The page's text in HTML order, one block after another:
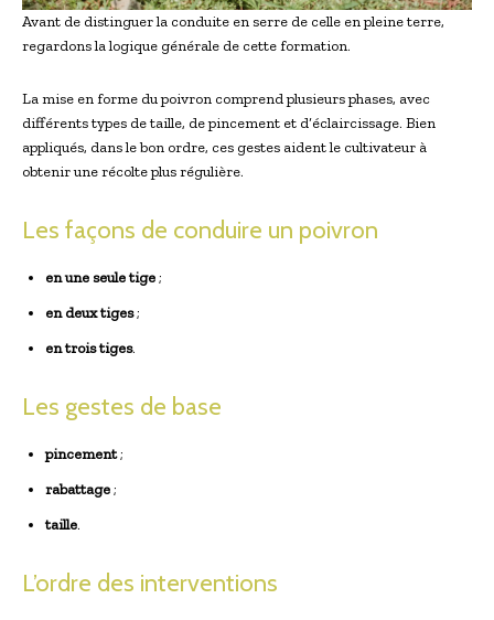
Avant de distinguer la conduite en serre de celle en pleine terre,
regardons la logique générale de cette formation.
La mise en forme du poivron comprend plusieurs phases, avec
différents types de taille, de pincement et d’éclaircissage. Bien
appliqués, dans le bon ordre, ces gestes aident le cultivateur à
obtenir une récolte plus régulière.
Les façons de conduire un poivron
en une seule tige;
en deux tiges;
en trois tiges.
Les gestes de base
pincement;
rabattage;
taille.
L’ordre des interventions